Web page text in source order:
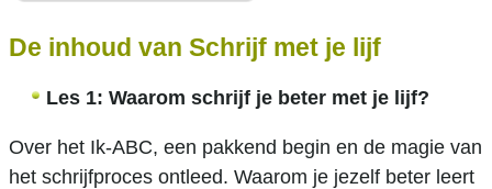
De inhoud van Schrijf met je lijf
Les 1: Waarom schrijf je beter met je lijf?
Over het Ik-ABC, een pakkend begin en de magie van
het schrijfproces ontleed. Waarom je jezelf beter leert